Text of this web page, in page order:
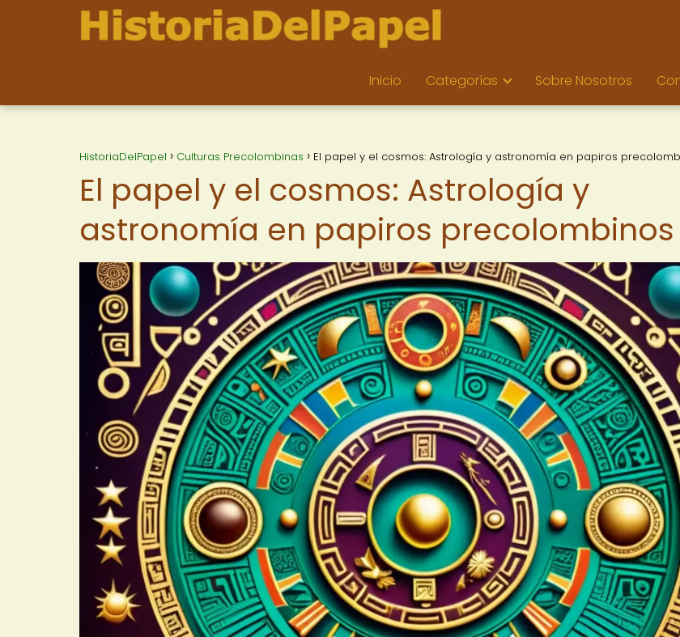
Inicio Categorías Sobre Nosotros
HistoriaDelPapel Culturas Precolombinas El papel y el cosmos: Astrología y astronomía en papiros
El papel y el cosmos: Astrología y
astronomía en papiros precolombinos